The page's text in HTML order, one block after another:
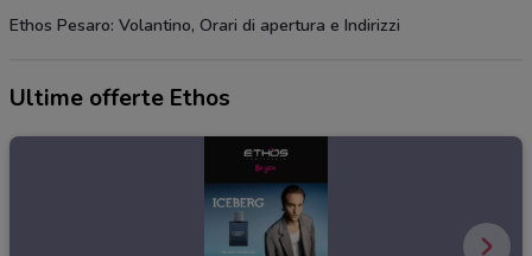
Ethos Pesaro: Volantino, Orari di apertura e Indirizzi
Ultime offerte Ethos